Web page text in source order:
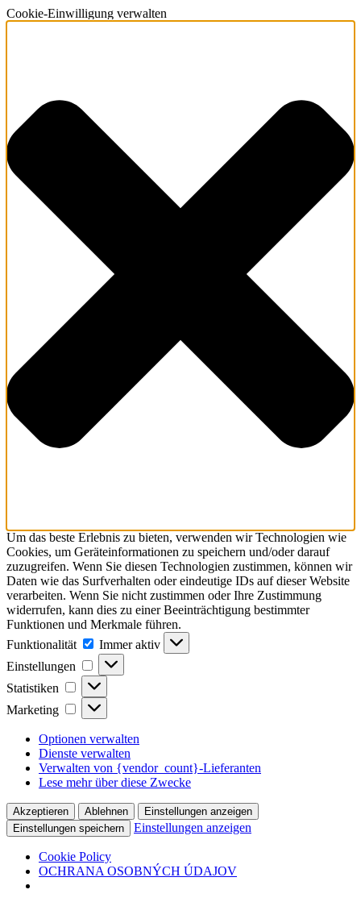
Cookie-Einwilligung verwalten
Um das beste Erlebnis zu bieten, verwenden wir Technologien wie
Cookies, um Geräteinformationen zu speichern und/oder darauf
zuzugreifen. Wenn Sie diesen Technologien zustimmen, können wir
Daten wie das Surfverhalten oder eindeutige IDs auf dieser Website
verarbeiten. Wenn Sie nicht zustimmen oder Ihre Zustimmung
widerrufen, kann dies zu einer Beeinträchtigung bestimmter
Funktionen und Merkmale führen.
Funktionalität
Funktionalität
Immer aktiv
Einstellungen
Einstellungen
Statistiken Statistiken
Marketing Marketing
Optionen verwalten
Dienste verwalten
Verwalten von {vendor_count}-Lieferanten
Lese mehr über diese Zwecke
Akzeptieren Ablehnen
Einstellungen anzeigen
Einstellungen speichern
Einstellungen anzeigen
Cookie Policy
OCHRANA OSOBNÝCH ÚDAJOV